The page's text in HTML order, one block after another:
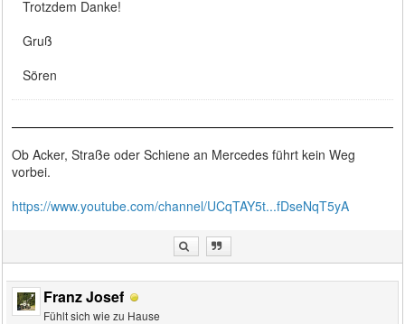
Trotzdem Danke!
Gruß
Sören
Ob Acker, Straße oder Schiene an Mercedes führt kein Weg
vorbei.
https://www.youtube.com/channel/UCqTAY5t...fDseNqT5yA
Franz Josef
Fühlt sich wie zu Hause